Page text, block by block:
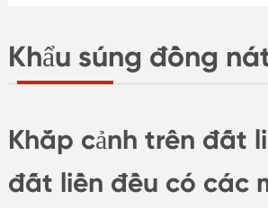
Khẩu súng đồng
Khắp cảnh trên đất
đất liền đều có các